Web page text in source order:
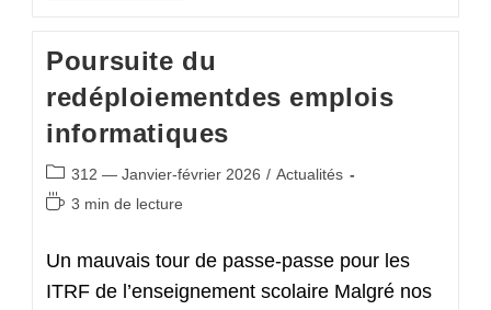
L’action
Poursuite du
redéploiementdes emplois
informatiques
Post
category:
312 — Janvier-février 2026 / Actualités
Temps3 min de lecture
Un mauvais tour de passe-passe pour les
ITRF de l’enseignement scolaire Malgré nos